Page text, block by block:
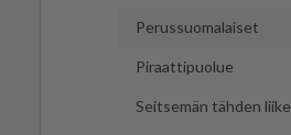
Perussuomalaiset
Piraattipuolue
Seitsemän tähden liike